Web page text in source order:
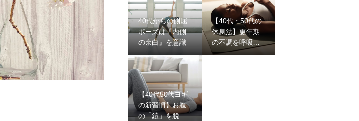
40代からの側屈
ポーズは『内側
の余白』を意識
【40代・50代の
休息法】更年期
の不調を呼吸で
整える「究極の
【40代50代ヨギ
の新習慣】お腹
の「鎧」を脱い